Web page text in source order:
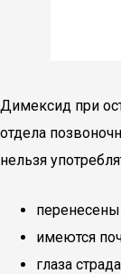
Димексид при
отдела
нельзя
имеются
глаза